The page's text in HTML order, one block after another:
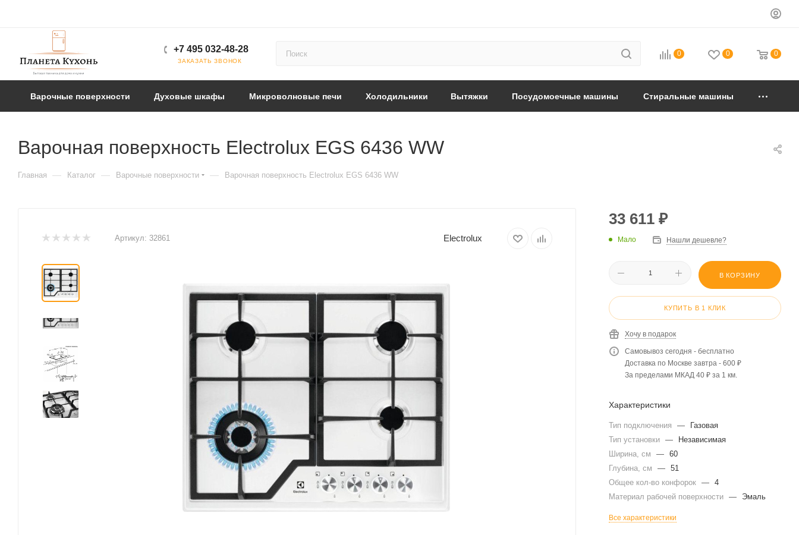
+7 495 032-48-28
ЗАКАЗАТЬ ЗВОНОК
0 0 0
Варочные поверхности Духовые шкафы Микроволновые печи Холодильники Вытяжки Посудомоечные машины Стиральные машины
Варочная поверхность Electrolux EGS 6436 WW
Главная — Каталог — Варочные поверхности — Варочная поверхность Electrolux EGS 6436 WW
Артикул: 32861 Electrolux
33 611 ₽
Мало Нашли дешевле?
В КОРЗИНУ
КУПИТЬ В 1 КЛИК
Хочу в подарок
Самовывоз сегодня - бесплатно
Доставка по Москве завтра - 600 ₽
За пределами МКАД 40 ₽ за 1 км.
Характеристики
Тип подключения —
Газовая
Тип установки —
Независимая
Ширина, см
— 60
Глубина, см
— 51
Общее кол-во конфорок — 4
Материал рабочей поверхности — Эмаль
Все характеристики